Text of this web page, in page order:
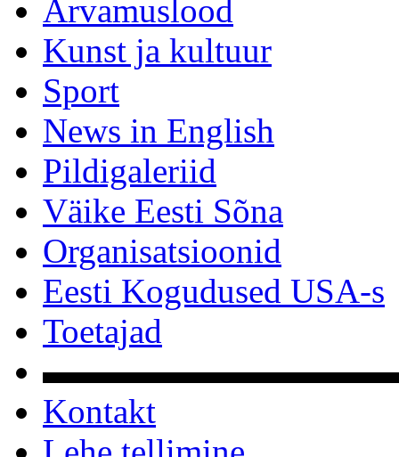
Arvamuslood
Kunst ja kultuur
Sport
News in English
Pildigaleriid
Väike Eesti Sõna
Organisatsioonid
Eesti Kogudused USA-s
Toetajad
Kontakt